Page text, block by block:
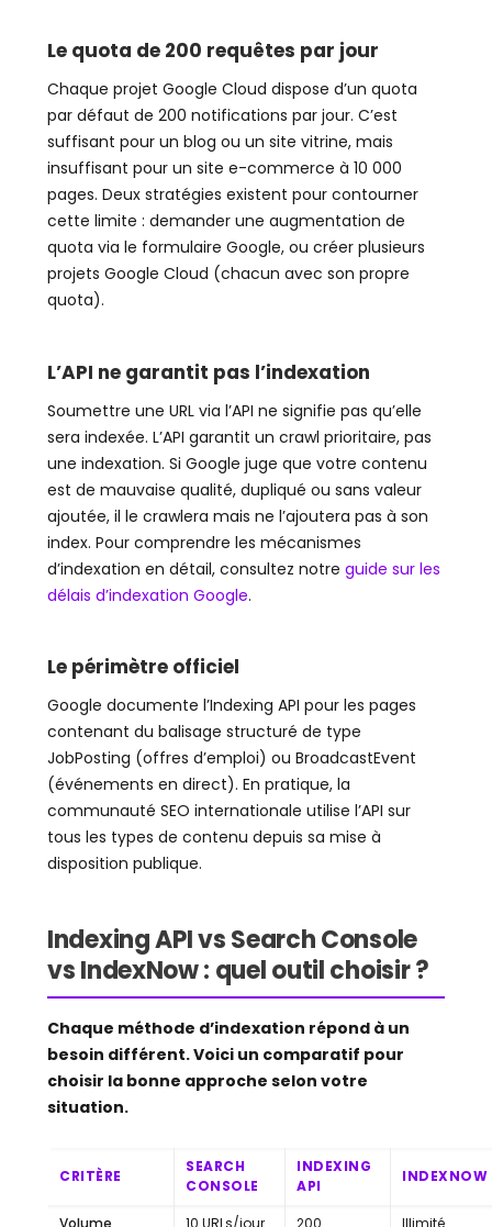
Le quota de 200 requêtes par jour
Chaque projet Google Cloud dispose d’un quota
par défaut de 200 notifications par jour. C’est
suffisant pour un blog ou un site vitrine, mais
insuffisant pour un site e-commerce à 10 000
pages. Deux stratégies existent pour contourner
cette limite : demander une augmentation de
quota via le formulaire Google, ou créer plusieurs
projets Google Cloud (chacun avec son propre
quota).
L’API ne garantit pas l’indexation
Soumettre une URL via l’API ne signifie pas qu’elle
sera indexée. L’API garantit un crawl prioritaire, pas
une indexation. Si Google juge que votre contenu
est de mauvaise qualité, dupliqué ou sans valeur
ajoutée, il le crawlera mais ne l’ajoutera pas à son
index. Pour comprendre les mécanismes
d’indexation en détail, consultez notre guide sur les
délais d’indexation Google.
Le périmètre officiel
Google documente l’Indexing API pour les pages
contenant du balisage structuré de type
JobPosting (offres d’emploi) ou BroadcastEvent
(événements en direct). En pratique, la
communauté SEO internationale utilise l’API sur
tous les types de contenu depuis sa mise à
disposition publique.
Indexing API vs Search Console
vs IndexNow : quel outil choisir ?
Chaque méthode d’indexation répond à un
besoin différent. Voici un comparatif pour
choisir la bonne approche selon votre
situation.
CRITÈRE
SEARCH
CONSOLE
INDEXING
API
INDEXNOW